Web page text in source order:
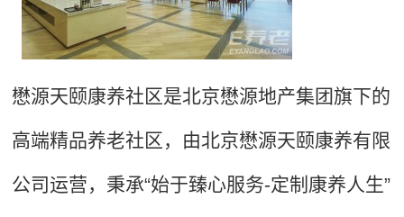
懋源天颐康养社区是北京懋源地产集团旗下的
高端精品养老社区，由北京懋源天颐康养有限
公司运营，秉承“始于臻心服务-定制康养人生”